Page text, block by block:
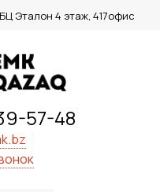
Эталон 4 этаж, 417офис
57-48